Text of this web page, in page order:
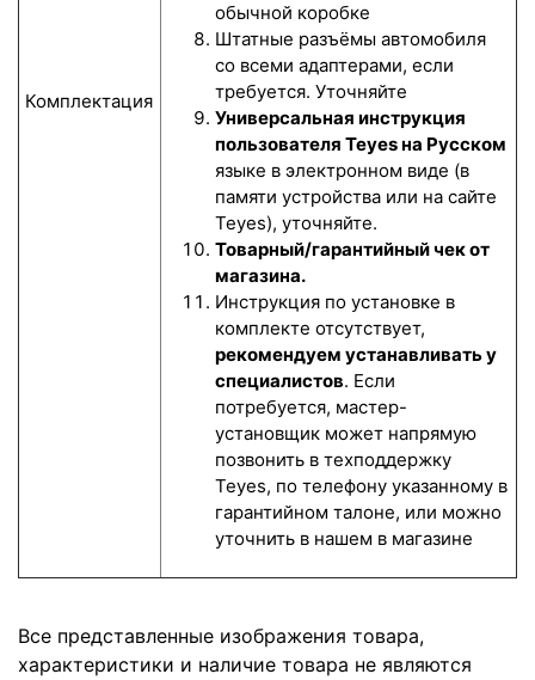
Комплектация
обычной коробке
Штатные разъёмы автомобиля
со всеми адаптерами, если
требуется. Уточняйте
Универсальная инструкция
пользователя Teyes на Русском
языке в электронном виде (в
памяти устройства или на сайте
Teyes), уточняйте.
Товарный/гарантийный чек от
магазина.
Инструкция по установке в
комплекте отсутствует,
рекомендуем устанавливать у
специалистов. Если
потребуется, мастер-
установщик может напрямую
позвонить в техподдержку
Teyes, по телефону указанному в
гарантийном талоне, или можно
уточнить в нашем в магазине
Все представленные изображения товара,
характеристики и наличие товара не являются